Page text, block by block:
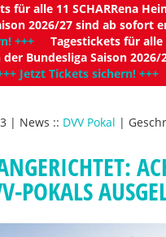
für alle 11 SCHARRena
2026/27 sind ab
+++ Tagestickets für alle
Bundesliga Saison
Jetzt Tickets sichern! +++
| News :: DVV Pokal |
POKALS